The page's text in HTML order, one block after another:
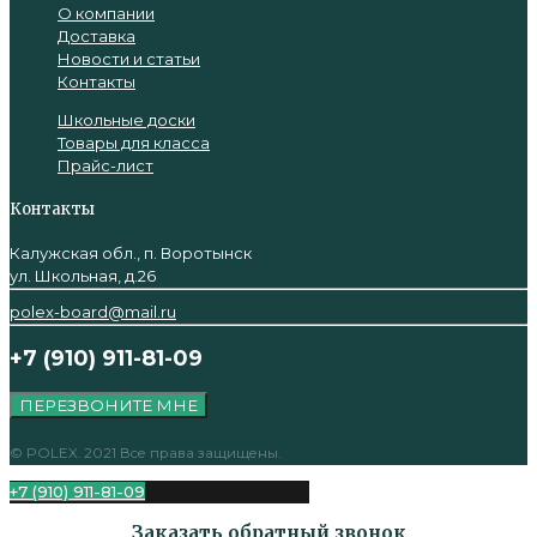
О компании
Доставка
Новости и статьи
Контакты
Школьные доски
Товары для класса
Прайс-лист
Контакты
Калужская обл., п. Воротынск
ул. Школьная, д.26
polex-board@mail.ru
+7 (910) 911-81-09
ПЕРЕЗВОНИТЕ МНЕ
© POLEX. 2021 Все права защищены.
+7 (910) 911-81-09
Заказать обратный звонок